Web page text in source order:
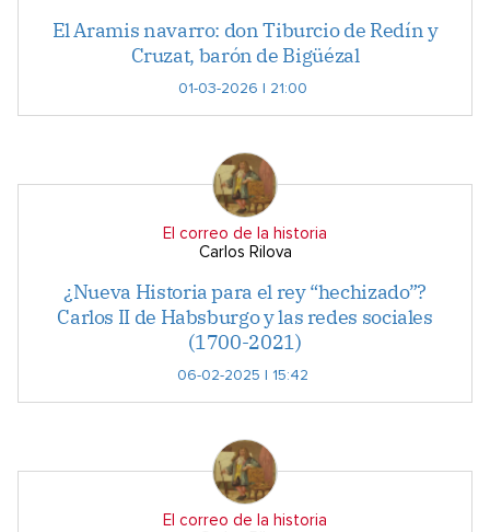
El Aramis navarro: don Tiburcio de Redín y
Cruzat, barón de Bigüézal
01-03-2026 | 21:00
El correo de la historia
Carlos Rilova
¿Nueva Historia para el rey “hechizado”?
Carlos II de Habsburgo y las redes sociales
(1700-2021)
06-02-2025 | 15:42
El correo de la historia